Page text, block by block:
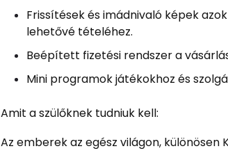
Frissítések és imádnivaló képek
lehetővé tételéhez.
Beépített fizetési rendszer a
Mini programok játékokhoz és
Amit a szülőknek tudniuk kell:
Az emberek az egész világon,